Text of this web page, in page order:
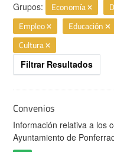
Grupos: Economía
Empleo
Educación
Cultura
Filtrar Resultados
Convenios
Información relativa a los
Ayuntamiento de